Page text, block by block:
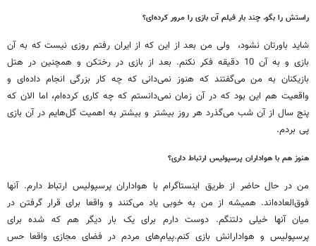
راستش را بگو. چند بار فیلم آن بازی را مرور کرده‌ای؟
شاید باورتان نشود، ولی من بعد از این که از ایران رفتم روزی نیست که به آن
بازی و به آن 10 ‌دقیقه فکر نکنم. بعد از بازی در رختکن و همچنین در هتل
بازیکنان به من می‌گفتند که هنوز نمی‌دانی که چه کار بزرگی انجام داده‌ای و
واقعیت هم این بود که در آن زمان نمی‌دانستم که چه کاری کرده‌ام، اما الان که
پنج سال از آن شب می‌گذرد هر روز بیشتر و بیشتر به اهمیت گل‌هایم در آن بازی
پی بردم.
هنوز هم با هواداران پرسپولیس ارتباط داری؟
من در حال‌ حاضر از طریق اینستاگرام با هواداران پرسپولیس ارتباط دارم. آنها
فوق‌العاده‌اند. همیشه از من به خوبی یاد می‌کنند و واقعا برای قرار گرفتن در
میان آنها خیلی دلتنگم. دوست دارم برای یک بار دیگر هم که شده برای
پرسپولیس و هوادارانش بازی کنم.پیام‌های مردم در فضای مجازی واقعا حس